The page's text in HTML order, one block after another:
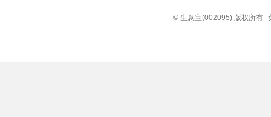
© 生意宝(002095) 版权所有